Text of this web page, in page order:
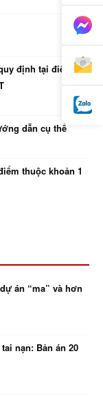
định tại điểm d
dẫn cụ thể
thuộc khoản 1
án “ma” và hơn
nạn: Bản án 20